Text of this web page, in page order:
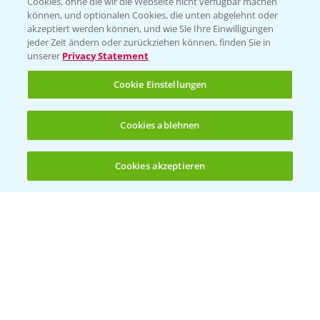
(noch 4)
PRE - Chemikalien sicher entsorgen
Sammelstellen und Termine
Kontakt & Notfall
Beratung auf WhatsApp
+49 (0)174 346 564 1
können, und optionalen Cookies, die unten abgelehnt oder
akzeptiert werden können, und wie Sie Ihre Einwilligungen
jeder Zeit ändern oder zurückziehen können, finden Sie in
unserer Privacy Statement
Cookie Einstellungen
Cookies ablehnen
Cookies akzeptieren